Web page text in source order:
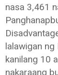
nasa 3,461
lalawigan
kanilang 10
nakaraang